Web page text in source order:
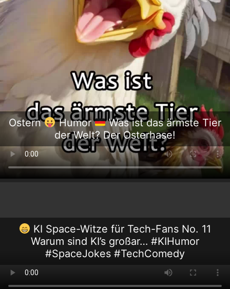
Ostern Humor
Was ist das ärmste Tier
der Welt? Der Osterhase!
KI Space-Witze für Tech-Fans No. 11
Warum sind KI’s großar… #KIHumor
#SpaceJokes #TechComedy